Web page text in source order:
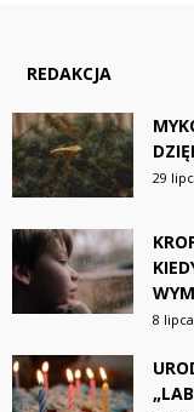
REDAKCJA
29
8